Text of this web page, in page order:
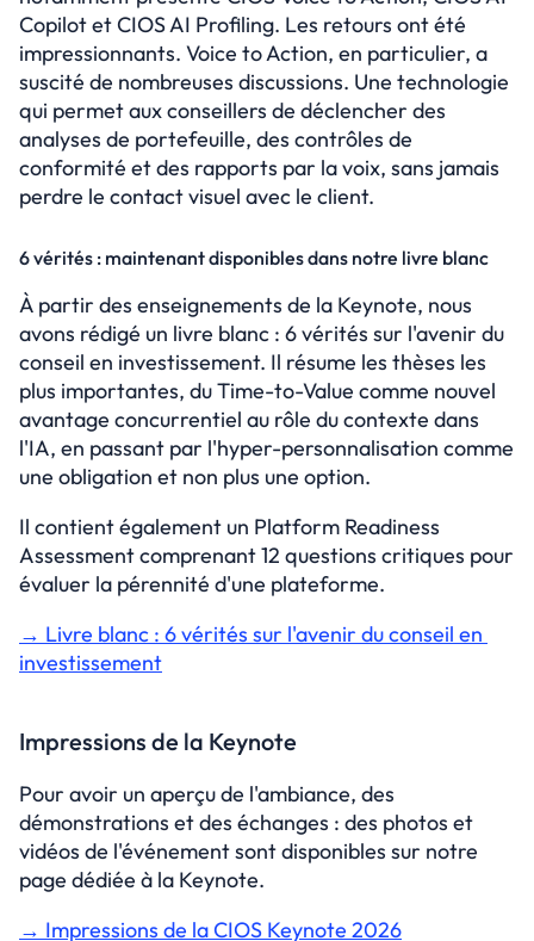
Copilot et CIOS AI Profiling. Les retours ont été
impressionnants. Voice to Action, en particulier, a
suscité de nombreuses discussions. Une technologie
qui permet aux conseillers de déclencher des
analyses de portefeuille, des contrôles de
conformité et des rapports par la voix, sans jamais
perdre le contact visuel avec le client.
6 vérités : maintenant disponibles dans notre livre blanc
À partir des enseignements de la Keynote, nous
avons rédigé un livre blanc : 6 vérités sur l'avenir du
conseil en investissement. Il résume les thèses les
plus importantes, du Time-to-Value comme nouvel
avantage concurrentiel au rôle du contexte dans
l'IA, en passant par l'hyper-personnalisation comme
une obligation et non plus une option.
Il contient également un Platform Readiness
Assessment comprenant 12 questions critiques pour
évaluer la pérennité d'une plateforme.
→ Livre blanc : 6 vérités sur l'avenir du conseil en
investissement
Impressions de la Keynote
Pour avoir un aperçu de l'ambiance, des
démonstrations et des échanges : des photos et
vidéos de l'événement sont disponibles sur notre
page dédiée à la Keynote.
→ Impressions de la CIOS Keynote 2026